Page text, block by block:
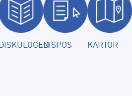
DISKULOGENDISPOS KARTOR